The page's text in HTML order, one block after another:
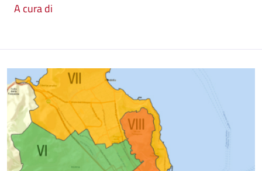
A cura di